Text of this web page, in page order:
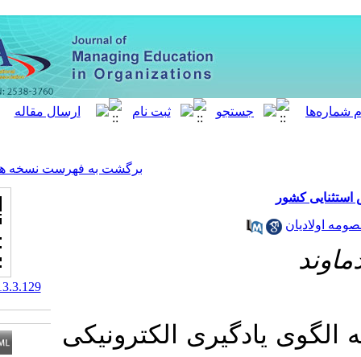
برگشت به فهرست نسخه ها
الکترونیکی
‎ 10.61186/meo.13.3.129